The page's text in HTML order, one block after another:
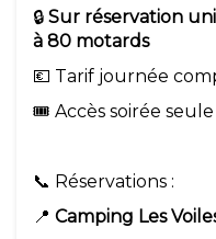
🔒 Sur réservation
à 80 motards
💶 Tarif journée
🎟️ Accès soirée seule
📞 Réservations :
📍 Camping Les